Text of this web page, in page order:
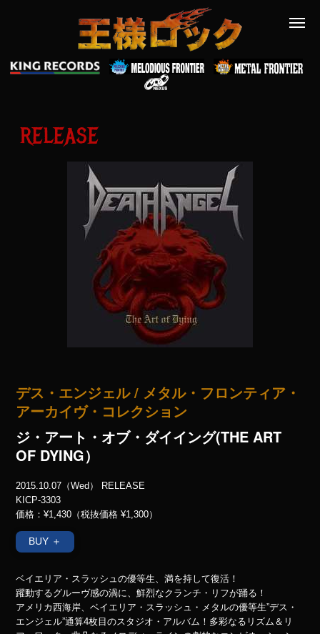
RELEASE
デス・エンジェル
メタル・フロンティア・
アーカイヴ・コレクション
ジ・アート・オブ・ダイイング(THE ART
OF DYING）
2015.10.07（Wed） RELEASE
KICP-3303
価格：¥1,430（税抜価格 ¥1,300）
BUY ＋
ベイエリア・スラッシュの優等生、満を持して復活！
躍動するグルーヴ感の渦に、鮮烈なクランチ・リフが踊る！
アメリカ西海岸、ベイエリア・スラッシュ・メタルの優等生”デス・
エンジェル”通算4枚目のスタジオ・アルバム！多彩なるリズム＆リ